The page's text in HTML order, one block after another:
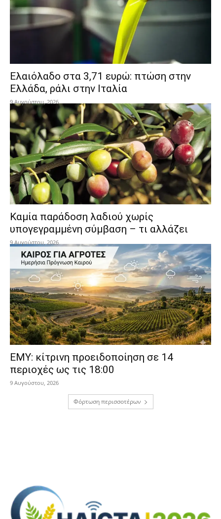
Ελαιόλαδο στα 3,71 ευρώ: πτώση στην
Ελλάδα, ράλι στην Ιταλία
9 Αυγούστου, 2026
Καμία παράδοση λαδιού χωρίς
υπογεγραμμένη σύμβαση – τι αλλάζει
9 Αυγούστου, 2026
ΕΜΥ: κίτρινη προειδοποίηση σε 14
περιοχές ως τις 18:00
9 Αυγούστου, 2026
Φόρτωση περισσοτέρων